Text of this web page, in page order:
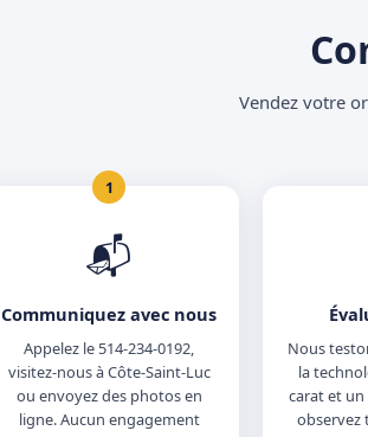
Vendez votre
1
📬
Communiquez avec nous
Appelez le 514-234-0192,
visitez-nous à Côte-Saint-Luc
ou envoyez des photos en
ligne. Aucun engagement
Nous
la
carat et un
observez